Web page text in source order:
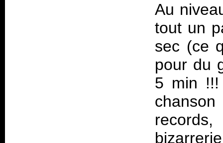
Au
tout un
sec (ce
pour du
5 min